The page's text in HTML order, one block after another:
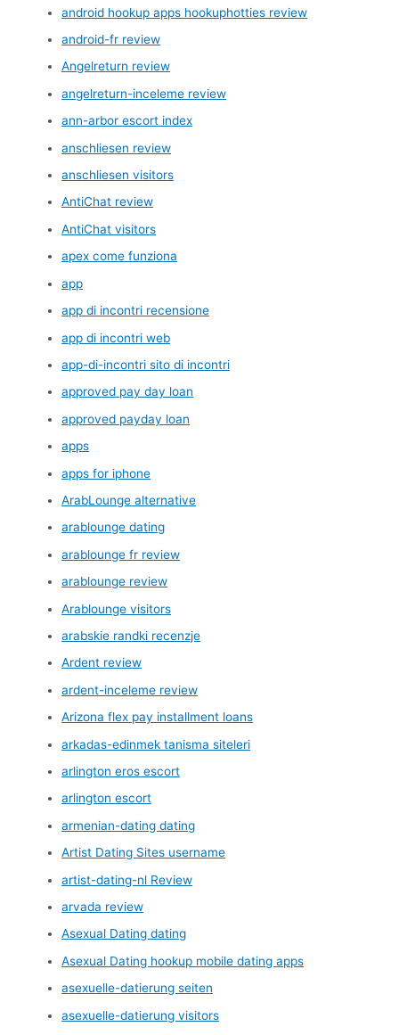
android hookup apps hookuphotties review
android-fr review
Angelreturn review
angelreturn-inceleme review
ann-arbor escort index
anschliesen review
anschliesen visitors
AntiChat review
AntiChat visitors
apex come funziona
app
app di incontri recensione
app di incontri web
app-di-incontri sito di incontri
approved pay day loan
approved payday loan
apps
apps for iphone
ArabLounge alternative
arablounge dating
arablounge fr review
arablounge review
Arablounge visitors
arabskie randki recenzje
Ardent review
ardent-inceleme review
Arizona flex pay installment loans
arkadas-edinmek tanisma siteleri
arlington eros escort
arlington escort
armenian-dating dating
Artist Dating Sites username
artist-dating-nl Review
arvada review
Asexual Dating dating
Asexual Dating hookup mobile dating apps
asexuelle-datierung seiten
asexuelle-datierung visitors